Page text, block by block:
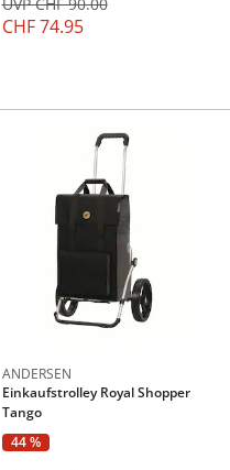
CHF 74.95
UVP CHF 90.00
ANDERSEN
Einkaufstrolley Royal Shopper
Tango
44 %